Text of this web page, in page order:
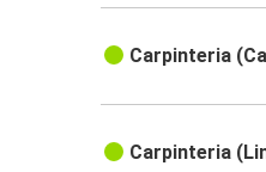
Carpinteria
Carpinteria